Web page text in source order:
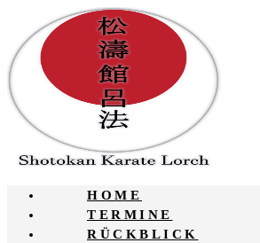
Inhalt
springen
HOME
TERMINE
RÜCKBLICK